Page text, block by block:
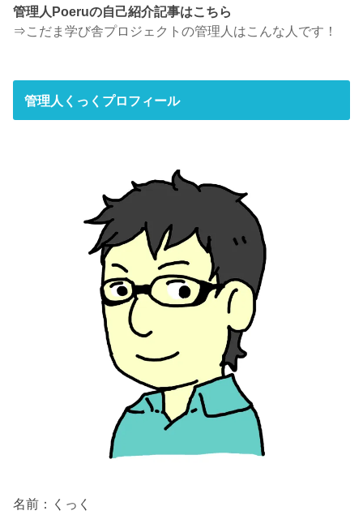
管理人Poeruの自己紹介記事はこちら
⇒こだま学び舎プロジェクトの管理人はこんな人です！
管理人くっくプロフィール
名前：くっく